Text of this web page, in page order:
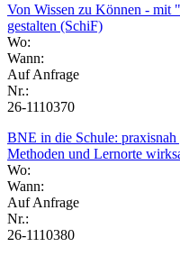
Von Wissen zu Können - mit
gestalten (SchiF)
Wo:
Wann:
Auf Anfrage
Nr.:
26-1110370
BNE in die Schule: praxisnah
Methoden und Lernorte
Wo:
Wann:
Auf Anfrage
Nr.:
26-1110380